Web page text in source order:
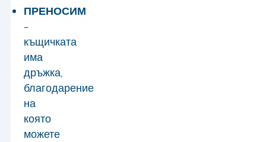
ПРЕНОСИМ
–
къщичката
има
дръжка,
благодарение
на
която
можете